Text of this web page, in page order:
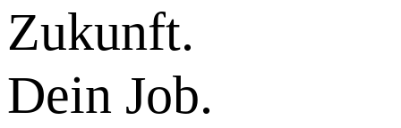
Zukunft.
Dein Job.